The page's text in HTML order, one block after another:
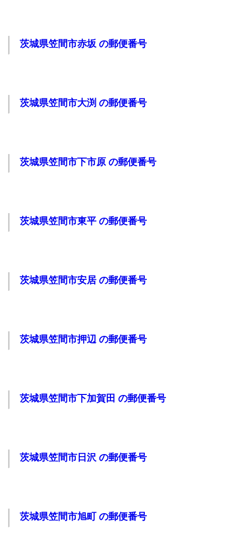
茨城県笠間市赤坂 の郵便番号
茨城県笠間市大渕 の郵便番号
茨城県笠間市下市原 の郵便番号
茨城県笠間市東平 の郵便番号
茨城県笠間市安居 の郵便番号
茨城県笠間市押辺 の郵便番号
茨城県笠間市下加賀田 の郵便番号
茨城県笠間市日沢 の郵便番号
茨城県笠間市旭町 の郵便番号